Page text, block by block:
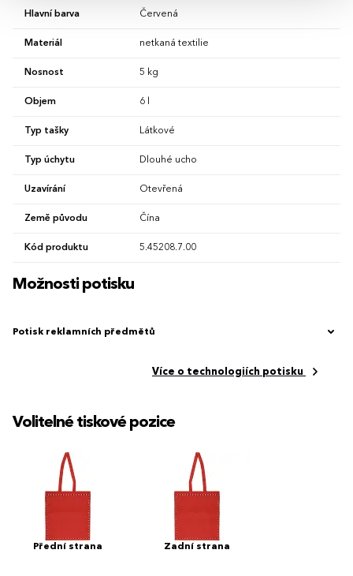
Hlavní barva Červená
Materiál netkaná textilie
Nosnost 5 kg
Objem 6 l
Typ tašky Látkové
Typ úchytu Dlouhé ucho
Uzavírání Otevřená
Země původu Čína
Kód produktu 5.45208.7.00
Možnosti potisku
Potisk reklamních předmětů
Více o technologiích potisku
Volitelné tiskové pozice
Přední strana Zadní strana